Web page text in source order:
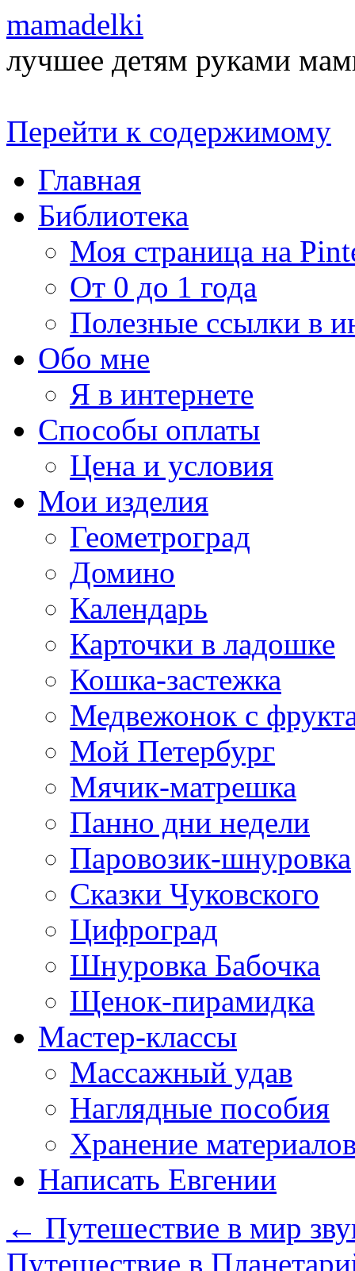
mamadelki
лучшее детям руками
Перейти к содержимому
Главная
Библиотека
Моя страница на
От 0 до 1 года
Полезные ссылки в
Обо мне
Я в интернете
Способы оплаты
Цена и условия
Мои изделия
Геометроград
Домино
Календарь
Карточки в ладошке
Кошка-застежка
Медвежонок с
Мой Петербург
Мячик-матрешка
Панно дни недели
Паровозик-шнуровка
Сказки Чуковского
Цифроград
Шнуровка Бабочка
Щенок-пирамидка
Мастер-классы
Массажный удав
Наглядные пособия
Хранение
Написать Евгении
← Путешествие в мир
Путешествие в